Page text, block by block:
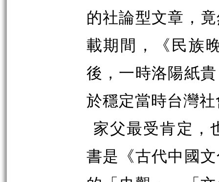
的社論型文章，
載期間，《民族
後，一時洛陽紙
於穩定當時台灣
家父最受肯定，
書是《古代中國